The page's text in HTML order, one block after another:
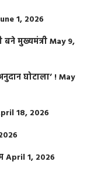
1, 2026
बने मुख्यमंत्रीMay 9,
घोटाला’ !May
18, 2026
April 1, 2026